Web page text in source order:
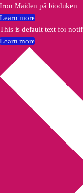
Iron Maiden på bioduken
Learn more
This is default text for
Learn more